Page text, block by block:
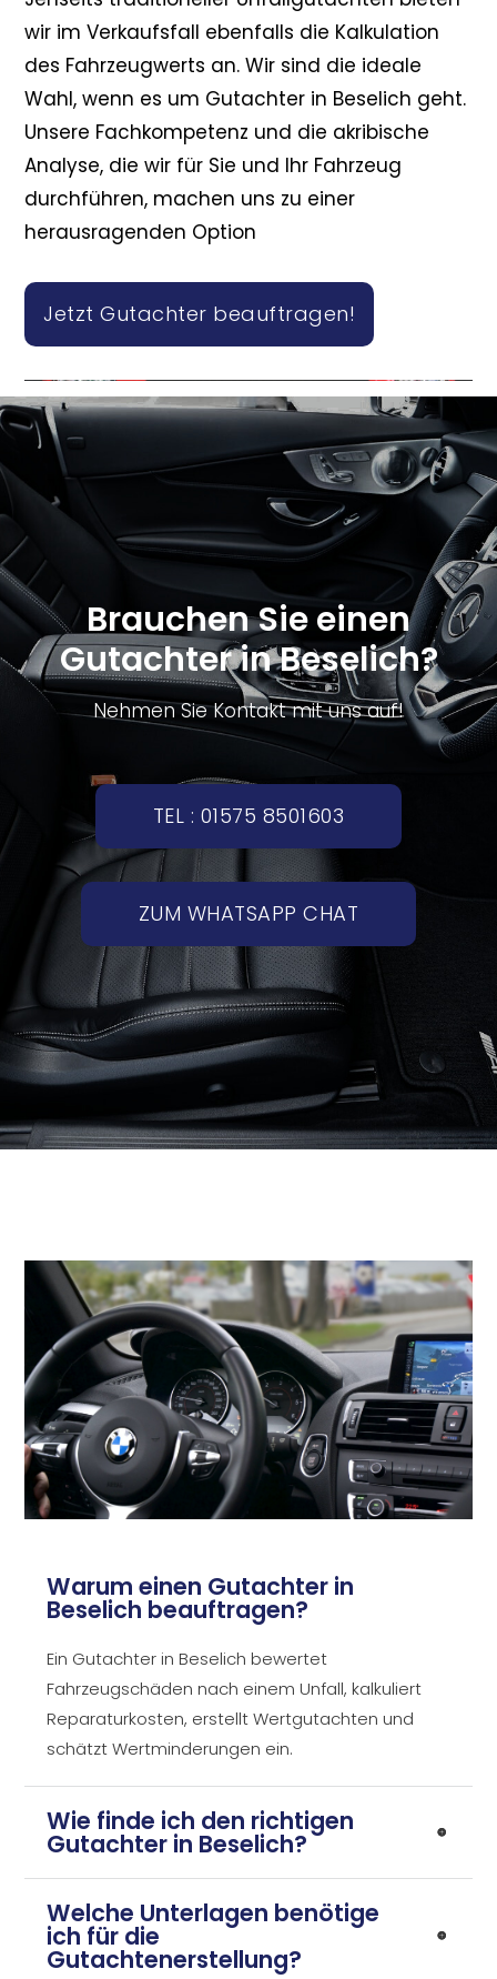
wir im Verkaufsfall ebenfalls die Kalkulation
des Fahrzeugwerts an. Wir sind die ideale
Wahl, wenn es um Gutachter in Beselich geht.
Unsere Fachkompetenz und die akribische
Analyse, die wir für Sie und Ihr Fahrzeug
durchführen, machen uns zu einer
herausragenden Option
Jetzt Gutachter beauftragen!
Brauchen Sie einen
Gutachter in Beselich?
Nehmen Sie Kontakt mit uns auf!
TEL : 01575 8501603
ZUM WHATSAPP CHAT
Warum einen Gutachter in
Beselich beauftragen?
Ein Gutachter in Beselich bewertet
Fahrzeugschäden nach einem Unfall, kalkuliert
Reparaturkosten, erstellt Wertgutachten und
schätzt Wertminderungen ein.
Wie finde ich den richtigen
Gutachter in Beselich?
Welche Unterlagen benötige
ich für die
Gutachtenerstellung?